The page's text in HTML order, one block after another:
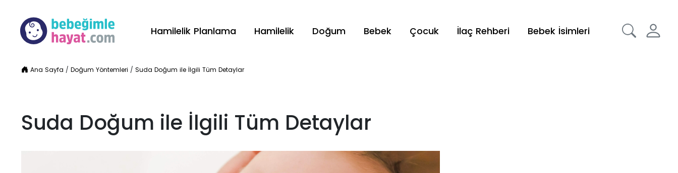
Hamilelik Planlama Hamilelik Doğum Bebek Çocuk İlaç Rehberi Bebek İsimleri
Ana Sayfa /Doğum Yöntemleri /Suda Doğum ile İlgili Tüm Detaylar
Suda Doğum ile İlgili Tüm Detaylar